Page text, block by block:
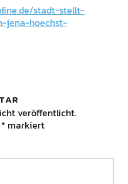
stadt-stellt-
jena-hoechst-
veröffentlicht.
* markiert